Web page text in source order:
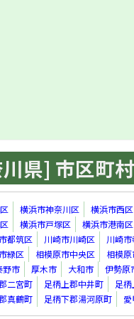
県] 市区町
横浜市神奈川区
横浜市西区
横浜市戸塚区
横浜市港南区
都筑区 川崎市川崎区
川崎
緑区 相模原市中央区
相模
野市 厚木市 大和市
伊勢原
二宮町 足柄上郡中井町
足
真鶴町 足柄下郡湯河原町